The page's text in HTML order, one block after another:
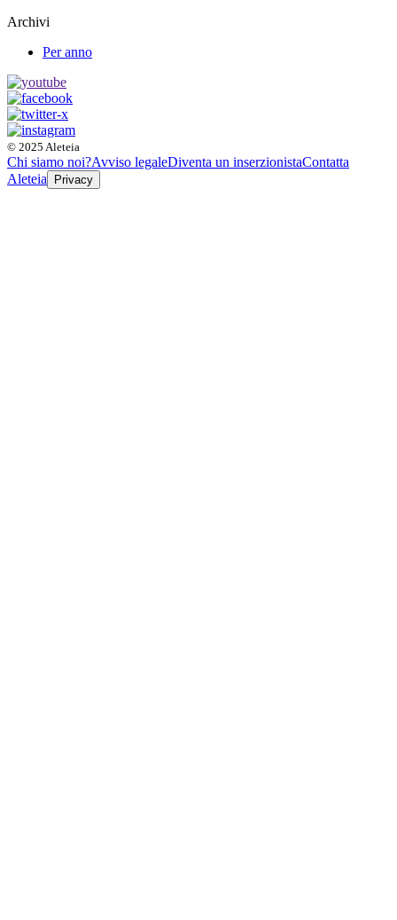
Archivi
Per anno
© 2025 Aleteia
Chi siamo noi?Avviso legaleDiventa un inserzionistaContatta
Aleteia
Privacy